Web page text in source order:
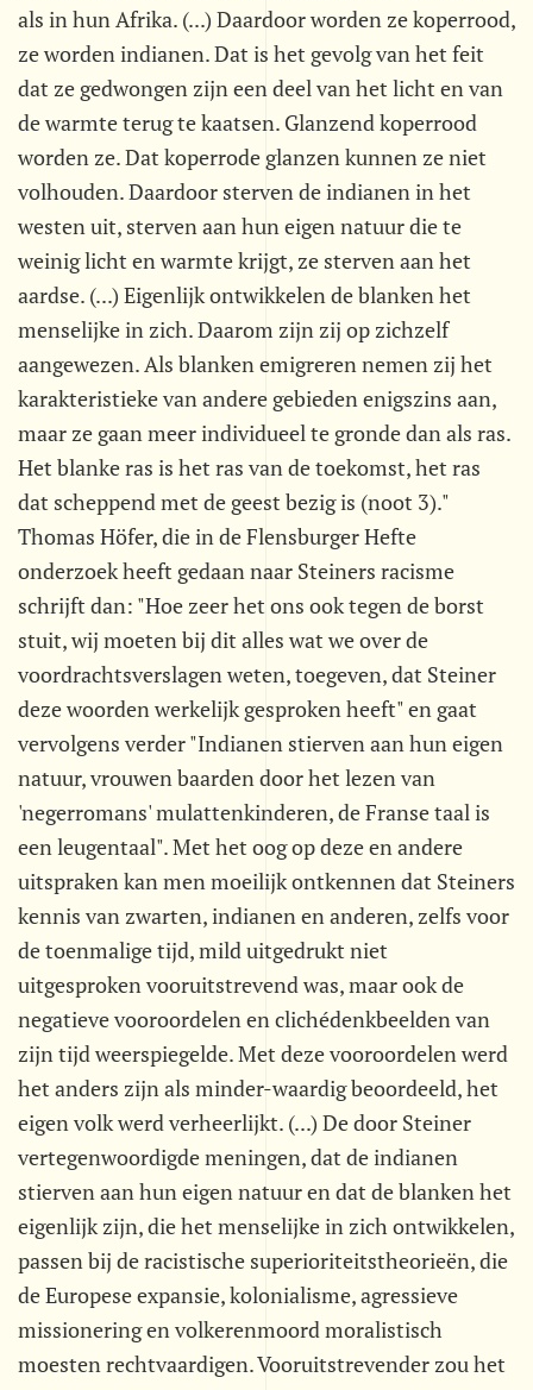
als in hun Afrika. (...) Daardoor worden ze koperrood,
ze worden indianen. Dat is het gevolg van het feit
dat ze gedwongen zijn een deel van het licht en van
de warmte terug te kaatsen. Glanzend koperrood
worden ze. Dat koperrode glanzen kunnen ze niet
volhouden. Daardoor sterven de indianen in het
westen uit, sterven aan hun eigen natuur die te
weinig licht en warmte krijgt, ze sterven aan het
aardse. (...) Eigenlijk ontwikkelen de blanken het
menselijke in zich. Daarom zijn zij op zichzelf
aangewezen. Als blanken emigreren nemen zij het
karakteristieke van andere gebieden enigszins aan,
maar ze gaan meer individueel te gronde dan als ras.
Het blanke ras is het ras van de toekomst, het ras
dat scheppend met de geest bezig is (noot 3)."
Thomas Höfer, die in de Flensburger Hefte
onderzoek heeft gedaan naar Steiners racisme
schrijft dan: "Hoe zeer het ons ook tegen de borst
stuit, wij moeten bij dit alles wat we over de
voordrachtsverslagen weten, toegeven, dat Steiner
deze woorden werkelijk gesproken heeft" en gaat
vervolgens verder "Indianen stierven aan hun eigen
natuur, vrouwen baarden door het lezen van
'negerromans' mulattenkinderen, de Franse taal is
een leugentaal". Met het oog op deze en andere
uitspraken kan men moeilijk ontkennen dat Steiners
kennis van zwarten, indianen en anderen, zelfs voor
de toenmalige tijd, mild uitgedrukt niet
uitgesproken vooruitstrevend was, maar ook de
negatieve vooroordelen en clichédenkbeelden van
zijn tijd weerspiegelde. Met deze vooroordelen werd
het anders zijn als minder-waardig beoordeeld, het
eigen volk werd verheerlijkt. (...) De door Steiner
vertegenwoordigde meningen, dat de indianen
stierven aan hun eigen natuur en dat de blanken het
eigenlijk zijn, die het menselijke in zich ontwikkelen,
passen bij de racistische superioriteitstheorieën, die
de Europese expansie, kolonialisme, agressieve
missionering en volkerenmoord moralistisch
moesten rechtvaardigen. Vooruitstrevender zou het